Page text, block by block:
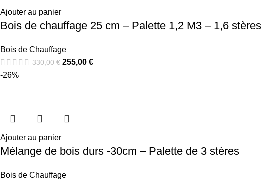
Ajouter au panier
Bois de chauffage 25 cm – Palette 1,2 M3 – 1,6 stères
Bois de Chauffage
330,00€ 255,00 €
-26%
Ajouter au panier
Mélange de bois durs -30cm – Palette de 3 stères
Bois de Chauffage